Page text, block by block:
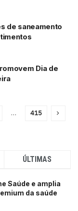
de saneamento
Dia de
… 415
ÚLTIMAS
Saúde e amplia
da saúde